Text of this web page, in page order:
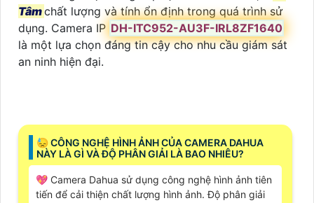
Tâmchất lượng và tính ổn định trong quá trình sử
dụng. Camera IP DH-ITC952-AU3F-IRL8ZF1640
là một lựa chọn đáng tin cậy cho nhu cầu giám sát
an ninh hiện đại.
😓 CÔNG NGHỆ HÌNH ẢNH CỦA CAMERA DAHUA
NÀY LÀ GÌ VÀ ĐỘ PHÂN GIẢI LÀ BAO NHIÊU?
💖 Camera Dahua sử dụng công nghệ hình ảnh tiên
tiến để cải thiện chất lượng hình ảnh. Độ phân giải